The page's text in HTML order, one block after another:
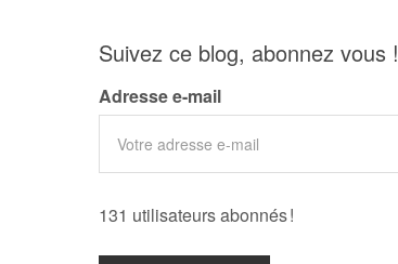
Suivez ce blog, abonnez vous !
Adresse e-mail
131 utilisateurs abonnés !